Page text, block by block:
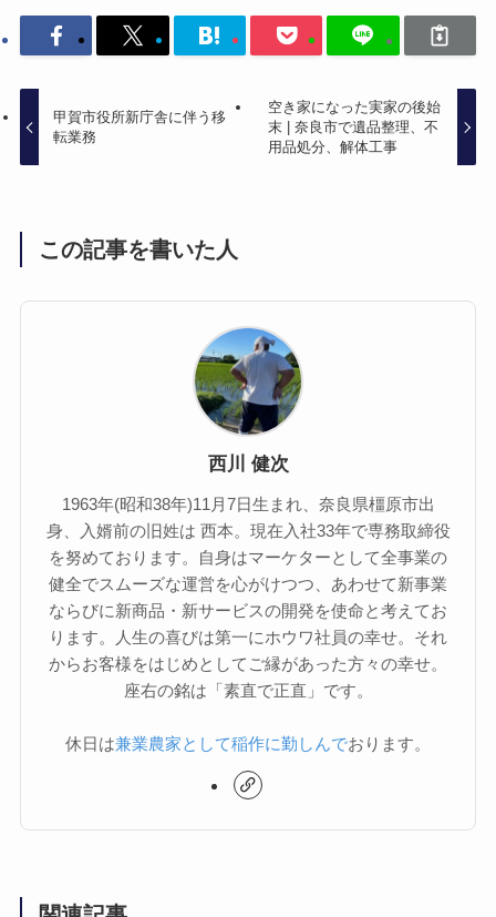
甲賀市役所新庁舎に伴う移
転業務
空き家になった実家の後始
末 | 奈良市で遺品整理、不
用品処分、解体工事
この記事を書いた人
西川 健次
1963年(昭和38年)11月7日生まれ、奈良県橿原市出
身、入婿前の旧姓は 西本。現在入社33年で専務取締役
を努めております。自身はマーケターとして全事業の
健全でスムーズな運営を心がけつつ、あわせて新事業
ならびに新商品・新サービスの開発を使命と考えてお
ります。人生の喜びは第一にホウワ社員の幸せ。それ
からお客様をはじめとしてご縁があった方々の幸せ。
座右の銘は「素直で正直」です。
休日は兼業農家として稲作に勤しんでおります。